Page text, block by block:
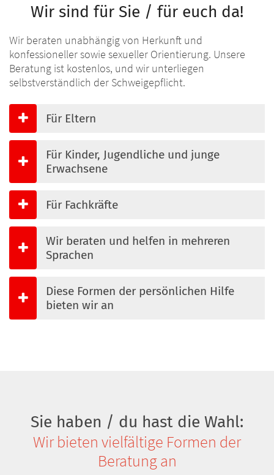
Wir sind für Sie / für euch da!
Wir beraten unabhängig von Herkunft und
konfessioneller sowie sexueller Orientierung. Unsere
Beratung ist kostenlos, und wir unterliegen
selbstverständlich der Schweigepflicht.
Für Eltern
Für Kinder, Jugendliche und junge
Erwachsene
Für Fachkräfte
Wir beraten und helfen in mehreren
Sprachen
Diese Formen der persönlichen Hilfe
bieten wir an
Sie haben / du hast die Wahl:
Wir bieten vielfältige Formen der
Beratung an